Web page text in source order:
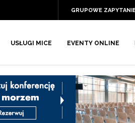
GRUPOWE
USŁUGI MICE EVENTY ONLINE